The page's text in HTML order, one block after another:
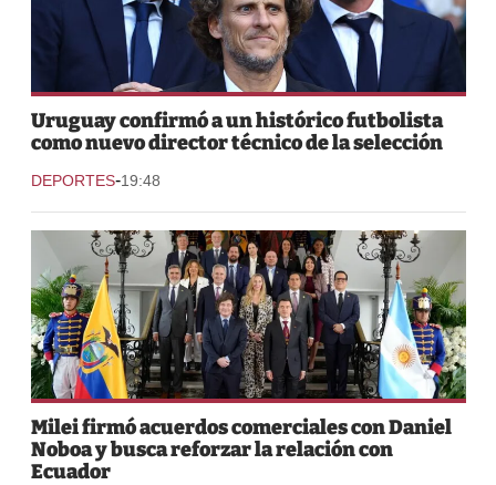
Uruguay confirmó a un histórico futbolista
como nuevo director técnico de la selección
DEPORTES-19:48
Milei firmó acuerdos comerciales con Daniel
Noboa y busca reforzar la relación con
Ecuador